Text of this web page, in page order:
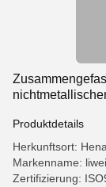
Produktdetails
Herkunftsort:
Markenname: liwei
Zertifizierung: